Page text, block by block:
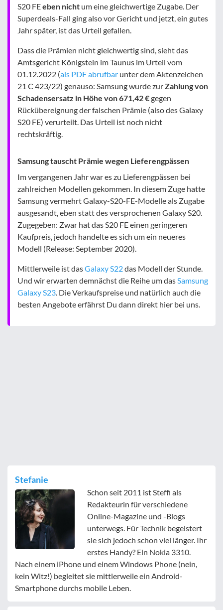
S20 FEeben nicht um eine gleichwertige Zugabe. Der
Superdeals-Fall ging also vor Gericht und jetzt, ein gutes
Jahr später, ist das Urteil gefallen.
Dass die Prämien nicht gleichwertig sind, sieht das
Amtsgericht Königstein im Taunus im Urteil vom
01.12.2022 (als PDF abrufbar unter dem Aktenzeichen
21 C 423/22) genauso: Samsung wurde zurZahlung von
Schadensersatz in Höhe von 671,42 €gegen
Rückübereignung der falschen Prämie (also des Galaxy
S20 FE) verurteilt. Das Urteil ist noch nicht
rechtskräftig.
Samsung tauscht Prämie wegen Lieferengpässen
Im vergangenen Jahr war es zu Lieferengpässen bei
zahlreichen Modellen gekommen. In diesem Zuge hatte
Samsung vermehrt Galaxy-S20-FE-Modelle als Zugabe
ausgesandt, eben statt des versprochenen Galaxy S20.
Zugegeben: Zwar hat das S20 FE einen geringeren
Kaufpreis, jedoch handelte es sich um ein neueres
Modell (Release: September 2020).
Mittlerweile ist dasGalaxy S22das Modell der Stunde.
Und wir erwarten demnächst die Reihe um dasSamsung
Galaxy S23. Die Verkaufspreise und natürlich auch die
besten Angebote erfährst Du dann direkt hier bei uns.
Stefanie
Schon seit 2011 ist Steffi als
Redakteurin für verschiedene
Online-Magazine und -Blogs
unterwegs. Für Technik begeistert
sie sich jedoch schon viel länger. Ihr
erstes Handy? Ein Nokia 3310.
Nach einem iPhone und einem Windows Phone (nein,
kein Witz!) begleitet sie mittlerweile ein Android-
Smartphone durchs mobile Leben.